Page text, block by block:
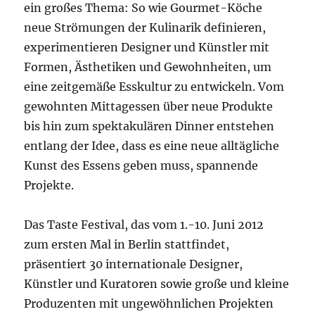
ein großes Thema: So wie Gourmet-Köche
neue Strömungen der Kulinarik definieren,
experimentieren Designer und Künstler mit
Formen, Ästhetiken und Gewohnheiten, um
eine zeitgemäße Esskultur zu entwickeln. Vom
gewohnten Mittagessen über neue Produkte
bis hin zum spektakulären Dinner entstehen
entlang der Idee, dass es eine neue alltägliche
Kunst des Essens geben muss, spannende
Projekte.
Das Taste Festival, das vom 1.-10. Juni 2012
zum ersten Mal in Berlin stattfindet,
präsentiert 30 internationale Designer,
Künstler und Kuratoren sowie große und kleine
Produzenten mit ungewöhnlichen Projekten